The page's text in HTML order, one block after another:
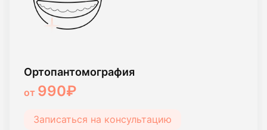
Ортопантомография
от 990₽
Записаться на консультацию